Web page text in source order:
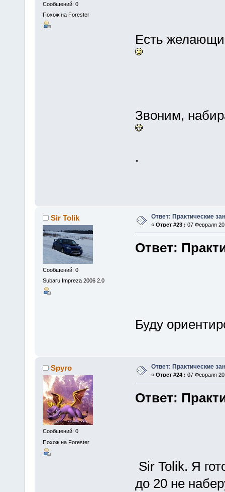
Сообщений: 0
Похож на Forester
Есть
Звоним,
.
Sir Tolik
Сообщений: 0
Subaru Impreza 2006 2.0
Ответ: Практические
« Ответ #23 : 07 Февраля
Ответ:
Буду
Spyro
Сообщений: 0
Похож на Forester
Ответ: Практические
« Ответ #24 : 07 Февраля
Ответ:
Sir Tolik. Я
до 20 не